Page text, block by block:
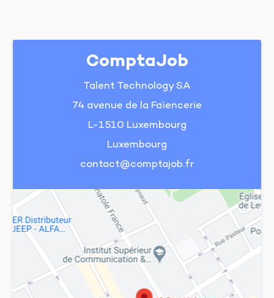
ComptaJob
Talent Technology SA
74 avenue de la Faïencerie
L-1510 Luxembourg
Luxembourg
contact@comptajob.fr